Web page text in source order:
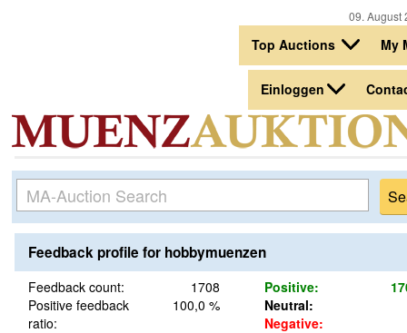
09.
Top Auctions My
Einloggen
Feedback profile for hobbymuenzen
Feedback count:
Positive feedback
ratio:
1708
100,0 %
Positive:
Neutral:
Negative: